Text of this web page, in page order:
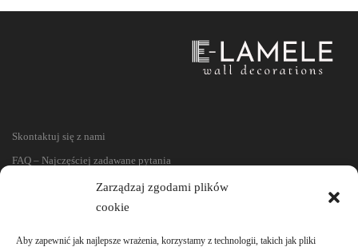
Zarządzaj zgodami plików
cookie
Aby zapewnić jak najlepsze wrażenia, korzystamy z technologii, takich jak pliki
Skontaktuj się z nami
FAQ – Najczęściej zadawane pytania
Reklamacje i zwroty